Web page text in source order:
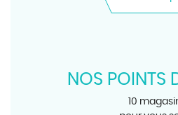
NOS POINTS
10